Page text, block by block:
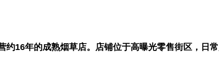
约16年的成熟烟草店。店铺位于高曝光零售街区，日